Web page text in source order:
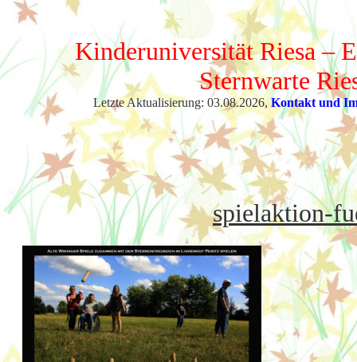
Kinderuniversität Riesa –
Sternwarte
Letzte Aktualisierung: 03.08.2026,Kontakt und
spielaktion-